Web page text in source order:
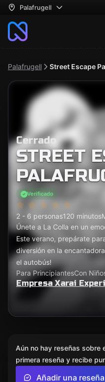
Palafrugell
Palafrugell Street Escape
Cerrado
STREET
Verificado
2 - 6 personas120 minutos
Únete a La Colla en un
Este verano, prepárate
diversión en la
el autobús!
Para PrincipiantesCon
Empresa Xarai
Aún no hay reseñas sobre
primera reseña y recibe
Añadir una reseña